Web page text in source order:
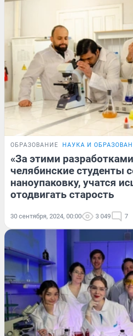
ОБРАЗОВАНИЕ НАУКА И
«За этими
челябинские студенты
наноупаковку, учатся
отодвигать старость
30 сентября, 2024, 00:00 3 049 7